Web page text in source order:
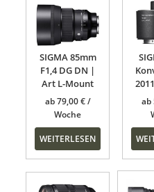
SIGMA 85mm
F1,4 DG DN |
Art L-Mount
ab79,00€
WEITERLESEN
ab